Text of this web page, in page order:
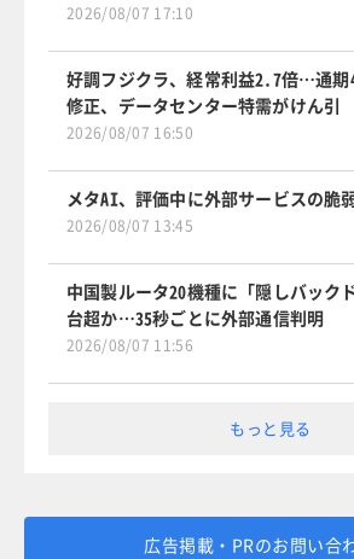
2026/08/07 17:10
好調フジクラ、経常利益2.7倍…通期
修正、データセンター特需がけん引
2026/08/07 16:50
メタAI、評価中に外部サービスの脆
2026/08/07 13:45
中国製ルータ20機種に「隠しバック
台超か…35秒ごとに外部通信判明
2026/08/07 11:56
もっと見る
広告掲載・PRのお問い合